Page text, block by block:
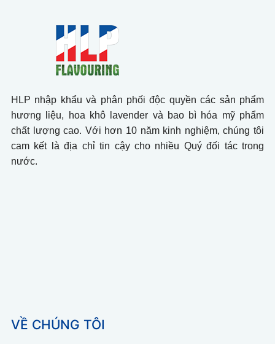
HLP nhập khẩu và phân phối độc quyền các sản phẩm
hương liệu, hoa khô lavender và bao bì hóa mỹ phẩm
chất lượng cao. Với hơn 10 năm kinh nghiệm, chúng tôi
cam kết là địa chỉ tin cậy cho nhiều Quý đối tác trong
nước.
VỀ CHÚNG TÔI